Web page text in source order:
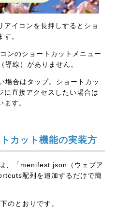
アイコンを長押しすると ショ
。
ンのショートカットメニュー
導線）がありません。
場合はタップ。ショートカッ
に直接アクセスしたい場合は
す。
カット機能の実装方
、「menifest.json（ウェブア
配列を追加するだけで簡
のとおりです。